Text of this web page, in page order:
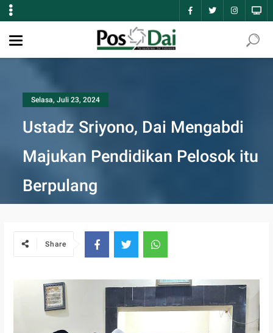
Selasa, Juli 23, 2024
Ustadz Sriyono, Dai Mengabdi
Majukan Pendidikan Pelosok itu
Berpulang
Share